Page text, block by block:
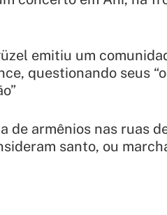
emitiu um
questionando seus
de armênios nas ruas
santo, ou